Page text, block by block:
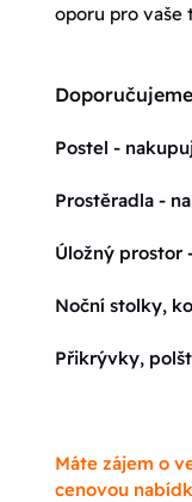
oporu pro vaše
Postel -
Prostěradla -
Úložný prostor
Noční stolky,
Přikrývky,
Máte zájem o
cenovou